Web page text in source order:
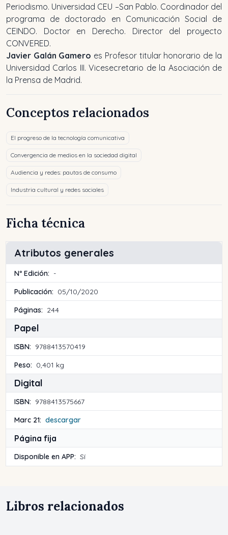
Periodismo. Universidad CEU –San Pablo. Coordinador del
programa de doctorado en Comunicación Social de
CEINDO. Doctor en Derecho. Director del proyecto
CONVERED.
Javier Galán Gamero es Profesor titular honorario de la
Universidad Carlos III. Vicesecretario de la Asociación de
la Prensa de Madrid.
Conceptos relacionados
El progreso de la tecnología comunicativa
Convergencia de medios en la sociedad digital
Audiencia y redes: pautas de consumo
Industria cultural y redes sociales
Ficha técnica
Atributos generales
Nº Edición: -
Publicación: 05/10/2020
Páginas: 244
Papel
ISBN: 9788413570419
Peso: 0,401 kg
Digital
ISBN: 9788413575667
Marc 21: descargar
Página fija
Disponible en APP: Sí
Libros relacionados